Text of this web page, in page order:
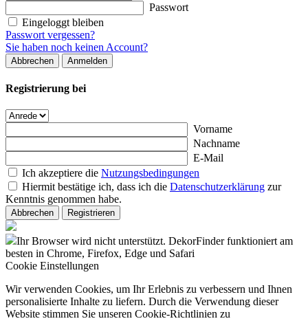
Passwort
Eingeloggt bleiben
Passwort vergessen?
Sie haben noch keinen Account?
Abbrechen Anmelden
Registrierung bei
Vorname
Nachname
E-Mail
Ich akzeptiere die Nutzungsbedingungen
Hiermit bestätige ich, dass ich die Datenschutzerklärung zur
Kenntnis genommen habe.
Abbrechen Registrieren
Ihr Browser wird nicht unterstützt. DekorFinder funktioniert am
besten in Chrome, Firefox, Edge und Safari
Cookie Einstellungen
Wir verwenden Cookies, um Ihr Erlebnis zu verbessern und Ihnen
personalisierte Inhalte zu liefern. Durch die Verwendung dieser
Website stimmen Sie unseren Cookie-Richtlinien zu